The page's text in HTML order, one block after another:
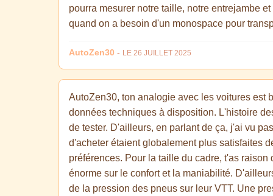
pourra mesurer notre taille, notre entrejambe
quand on a besoin d'un monospace pour
AutoZen30 - LE 26 JUILLET 2025
AutoZen30, ton analogie avec les voitures est
données techniques à disposition. L'histoire
de tester. D'ailleurs, en parlant de ça, j'ai vu
d'acheter étaient globalement plus satisfaites
préférences. Pour la taille du cadre, t'as
énorme sur le confort et la maniabilité.
de la pression des pneus sur leur VTT. Une